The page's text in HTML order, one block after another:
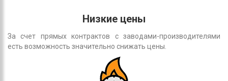
Низкие цены
За счет прямых контрактов с заводами-производителями
есть возможность значительно снижать цены.